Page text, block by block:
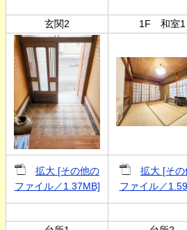
玄関2 1F 和室1
拡大 [その他の
ファイル／1.37MB]
拡大 [その
ファイル／